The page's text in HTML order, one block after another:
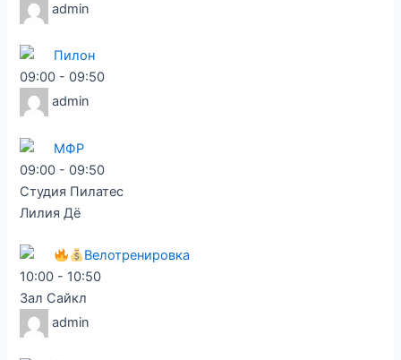
admin
Пилон
09:00 - 09:50
admin
МФР
09:00 - 09:50
Студия Пилатес
Лилия Дё
Велотренировка
10:00 - 10:50
Зал Сайкл
admin